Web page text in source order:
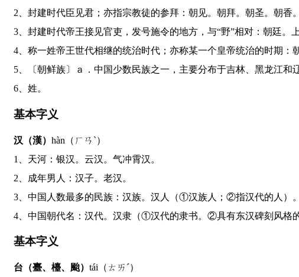
2、封建时代臣见君；亦指宗教徒的参拜：朝见。朝拜。朝圣。朝香
3、封建时代帝王接见官吏，发号施令的地方，与“野”相对：朝廷
4、称一姓帝王世代相继的统治时代；亦称某一个皇帝统治的时期：
5、〔朝鲜族〕ａ．中国少数民族之一，主要分布于吉林、黑龙江
6、姓。
基本字义
汉（漢） hàn（ㄏㄢˋ）
1、天河：银汉。云汉。气冲霄汉。
2、成年男人：汉子。老汉。
3、中国人数最多的民族：汉族。汉人（①汉族人；②指汉代的人）。
4、中国朝代名：汉代。汉隶（①汉代的隶书。②具有东汉碑刻风格
基本字义
台（臺、檯、颱） tái（ㄊㄞˊ）